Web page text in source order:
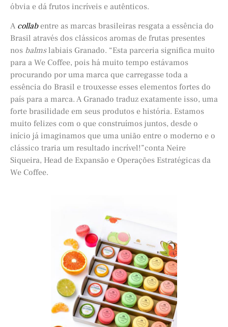
óbvia e dá frutos incríveis e autênticos.
A collabentre as marcas brasileiras resgata a essência do
Brasil através dos clássicos aromas de frutas presentes
nos balmslabiais Granado. “Esta parceria significa muito
para a We Coffee, pois há muito tempo estávamos
procurando por uma marca que carregasse toda a
essência do Brasil e trouxesse esses elementos fortes do
país para a marca. A Granado traduz exatamente isso, uma
forte brasilidade em seus produtos e história. Estamos
muito felizes com o que construímos juntos, desde o
início já imaginamos que uma união entre o moderno e o
clássico traria um resultado incrível!”conta Neire
Siqueira, Head de Expansão e Operações Estratégicas da
We Coffee.